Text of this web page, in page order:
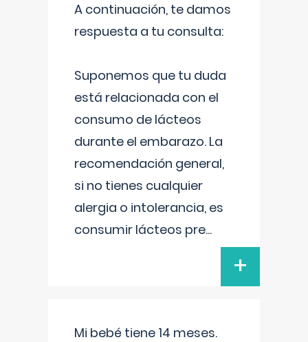
A continuación, te damos
respuesta a tu consulta:
Suponemos que tu duda
está relacionada con el
consumo de lácteos
durante el embarazo. La
recomendación general,
si no tienes cualquier
alergia o intolerancia, es
consumir lácteos pre...
+
Mi bebé tiene 14 meses.